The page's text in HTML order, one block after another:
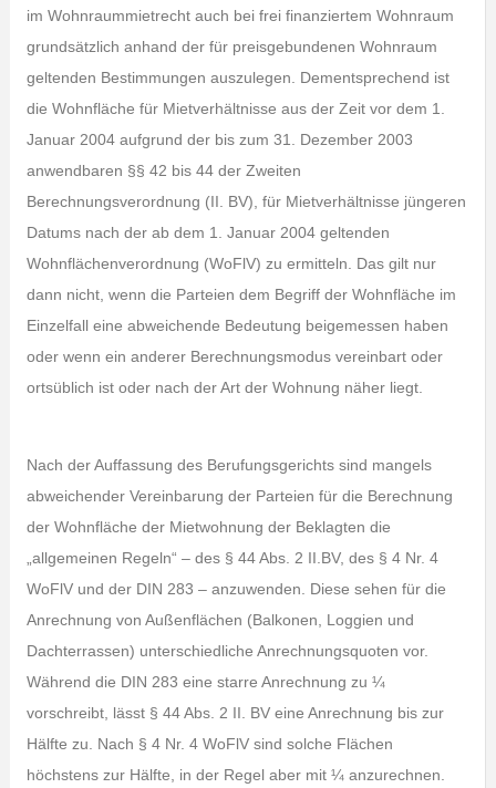
im Wohnraummietrecht auch bei frei finanziertem Wohnraum
grundsätzlich anhand der für preisgebundenen Wohnraum
geltenden Bestimmungen auszulegen. Dementsprechend ist
die Wohnfläche für Mietverhältnisse aus der Zeit vor dem 1.
Januar 2004 aufgrund der bis zum 31. Dezember 2003
anwendbaren §§ 42 bis 44 der Zweiten
Berechnungsverordnung (II. BV), für Mietverhältnisse jüngeren
Datums nach der ab dem 1. Januar 2004 geltenden
Wohnflächenverordnung (WoFlV) zu ermitteln. Das gilt nur
dann nicht, wenn die Parteien dem Begriff der Wohnfläche im
Einzelfall eine abweichende Bedeutung beigemessen haben
oder wenn ein anderer Berechnungsmodus vereinbart oder
ortsüblich ist oder nach der Art der Wohnung näher liegt.
Nach der Auffassung des Berufungsgerichts sind mangels
abweichender Vereinbarung der Parteien für die Berechnung
der Wohnfläche der Mietwohnung der Beklagten die
„allgemeinen Regeln“ – des § 44 Abs. 2 II.BV, des § 4 Nr. 4
WoFlV und der DIN 283 – anzuwenden. Diese sehen für die
Anrechnung von Außenflächen (Balkonen, Loggien und
Dachterrassen) unterschiedliche Anrechnungsquoten vor.
Während die DIN 283 eine starre Anrechnung zu ¼
vorschreibt, lässt § 44 Abs. 2 II. BV eine Anrechnung bis zur
Hälfte zu. Nach § 4 Nr. 4 WoFlV sind solche Flächen
höchstens zur Hälfte, in der Regel aber mit ¼ anzurechnen.